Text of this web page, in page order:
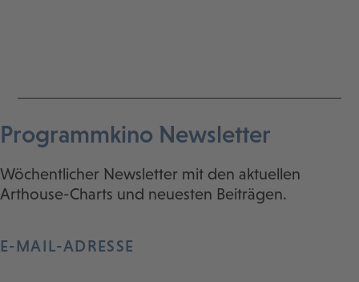
Programmkino Newsletter
Wöchentlicher Newsletter mit den aktuellen
Arthouse-Charts und neuesten Beiträgen.
E-MAIL-ADRESSE